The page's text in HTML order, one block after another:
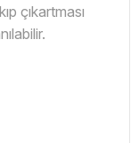
çıkartması